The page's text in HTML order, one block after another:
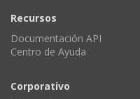
Recursos
Documentación API
Centro de Ayuda
Corporativo